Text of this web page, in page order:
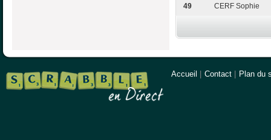
49 CERF Sophie
Accueil Contact Plan du